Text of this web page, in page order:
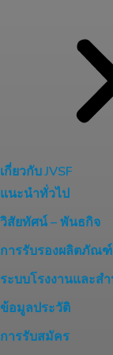
เกี่ยวกับ JVSF
แนะนำทั่วไป
วิสัยทัศน์ – พันธกิจ
การรับรองผลิตภัณฑ์
ระบบโรงงานและส
ข้อมูลประวัติ
การรับสมัคร